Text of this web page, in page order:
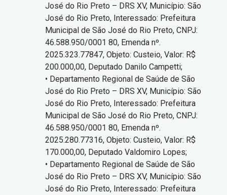
José do Rio Preto – DRS XV, Município: São
José do Rio Preto, Interessado: Prefeitura
Municipal de São José do Rio Preto, CNPJ:
46.588.950/0001 80, Emenda nº.
2025.323.77847, Objeto: Custeio, Valor: R$
200.000,00, Deputado Danilo Campetti;
• Departamento Regional de Saúde de São
José do Rio Preto – DRS XV, Município: São
José do Rio Preto, Interessado: Prefeitura
Municipal de São José do Rio Preto, CNPJ:
46.588.950/0001 80, Emenda nº.
2025.280.77316, Objeto: Custeio, Valor: R$
170.000,00, Deputado Valdomiro Lopes;
• Departamento Regional de Saúde de São
José do Rio Preto – DRS XV, Município: São
José do Rio Preto, Interessado: Prefeitura